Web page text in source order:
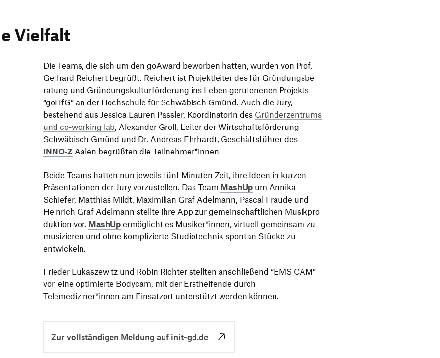
Vielfalt
Die Teams, die sich um den goAward beworben hatten, wurden von Prof.
Gerhard Reichert begrüßt. Reichert ist Projekt­leiter des für Grün­dungs­be­
ra­tung und Grün­dungs­kul­tur­för­de­rung ins Leben geru­fe­nenen Projekts
“goHfG” an der Hoch­schule für Schwä­bisch Gmünd. Auch die Jury,
bestehend aus Jessica Lauren Passler, Koor­di­na­torin des Grün­der­zen­trums
und co-working lab, Alex­ander Groll, Leiter der Wirt­schafts­för­de­rung
Schwä­bisch Gmünd und Dr. Andreas Ehrhardt, Geschäfts­führer des
INNO‑Z Aalen begrüßten die Teilnehmer*innen.
Beide Teams hatten nun jeweils fünf Minuten Zeit, ihre Ideen in kurzen
Präsen­ta­tionen der Jury vorzu­stellen. Das Team MashUp um Annika
Schiefer, Matthias Mildt, Maxi­mi­lian Graf Adel­mann, Pascal Fraude und
Hein­rich Graf Adel­mann stellte ihre App zur gemein­schaft­li­chen Musik­pro­
duk­tion vor. MashUp ermög­licht es Musiker*innen, virtuell gemeinsam zu
musi­zieren und ohne kompli­zierte Studio­technik spontan Stücke zu
entwickeln.
Frieder Luka­sze­witz und Robin Richter stellten anschlie­ßend“EMS CAM”
vor, eine opti­mierte Bodycam, mit der Erst­hel­fende durch
Telemediziner*innen am Einsatzort unter­stützt werden können.
Zur vollständigen Meldung auf init-gd.de